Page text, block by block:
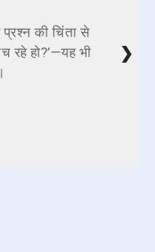
की चिंता से
रहे हो?’—यह भी
❯